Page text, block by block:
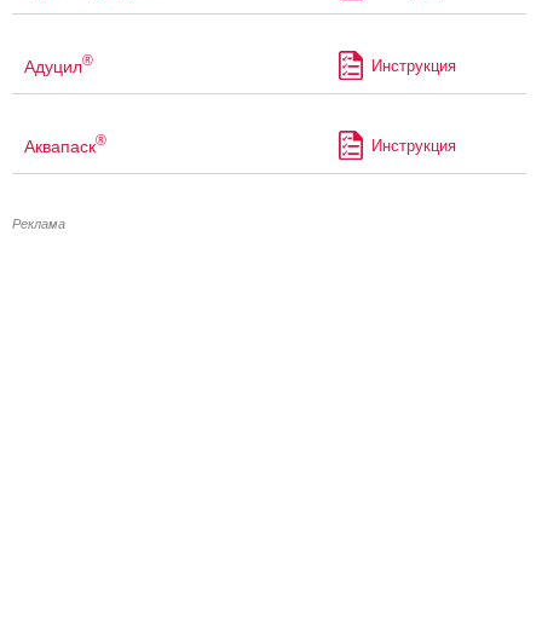
Адуцил® Инструкция
Аквапаск® Инструкция
Реклама